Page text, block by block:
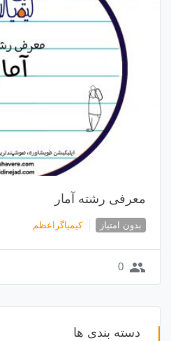
معرفی رشته آمار
بدون امتیاز کیمیاگراعظم
group
0
دسته بندی ها